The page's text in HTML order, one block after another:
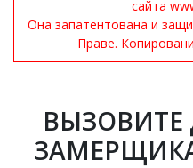
сайта
Она запатентована и
Праве.
ВЫЗОВИТЕ